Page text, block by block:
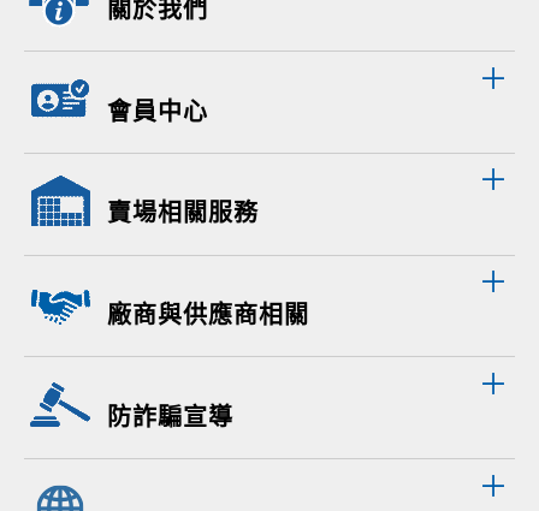
關於我們
會員中心
賣場相關服務
廠商與供應商相關
防詐騙宣導